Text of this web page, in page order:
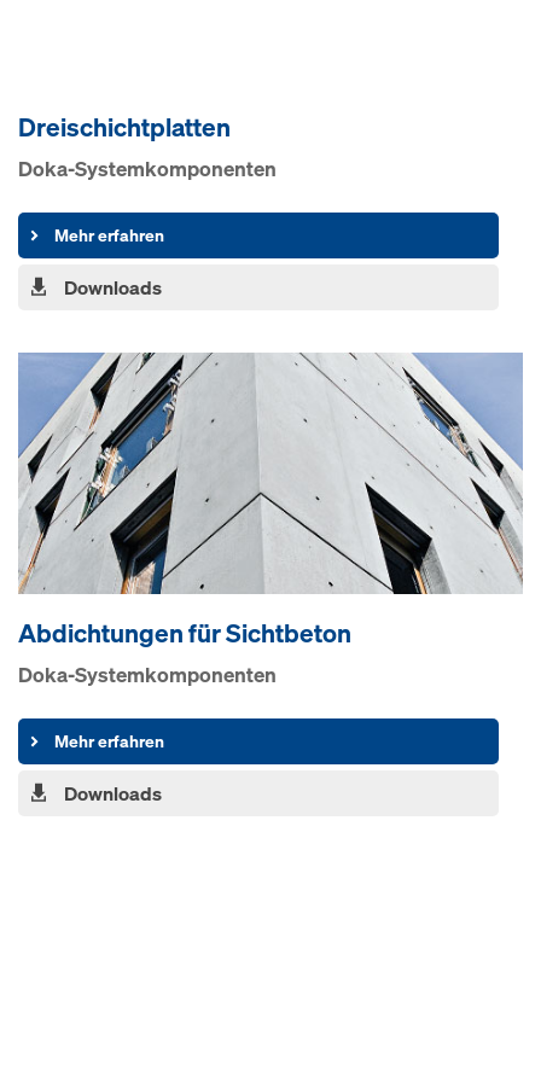
Dreischichtplatten
Doka-Systemkomponenten
Mehr erfahren
Downloads
Abdichtungen für Sichtbeton
Doka-Systemkomponenten
Mehr erfahren
Downloads